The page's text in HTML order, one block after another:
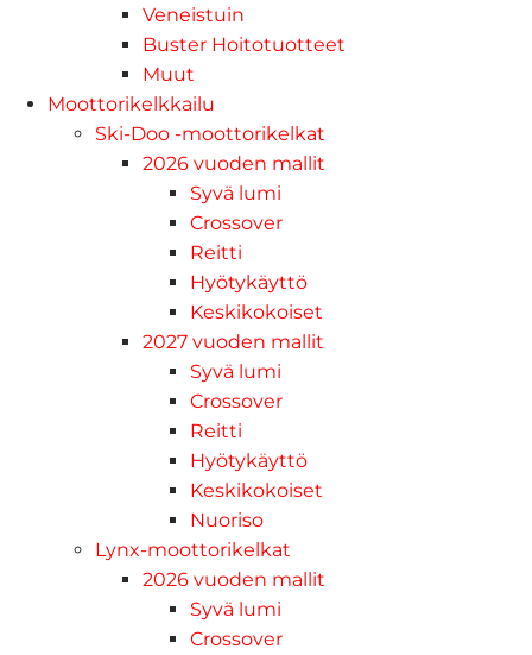
Veneistuin
Buster Hoitotuotteet
Muut
Moottorikelkkailu
Ski-Doo -moottorikelkat
2026 vuoden mallit
Syvä lumi
Crossover
Reitti
Hyötykäyttö
Keskikokoiset
2027 vuoden mallit
Syvä lumi
Crossover
Reitti
Hyötykäyttö
Keskikokoiset
Nuoriso
Lynx-moottorikelkat
2026 vuoden mallit
Syvä lumi
Crossover